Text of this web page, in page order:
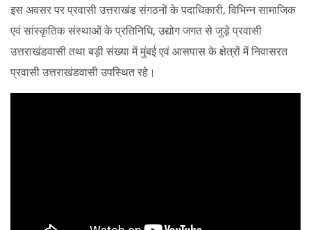
इस अवसर पर प्रवासी उत्तराखंड संगठनों के पदाधिकारी, विभिन्न सामाजिक
एवं सांस्कृतिक संस्थाओं के प्रतिनिधि, उद्योग जगत से जुड़े प्रवासी
उत्तराखंडवासी तथा बड़ी संख्या में मुंबई एवं आसपास के क्षेत्रों में निवासरत
प्रवासी उत्तराखंडवासी उपस्थित रहे।